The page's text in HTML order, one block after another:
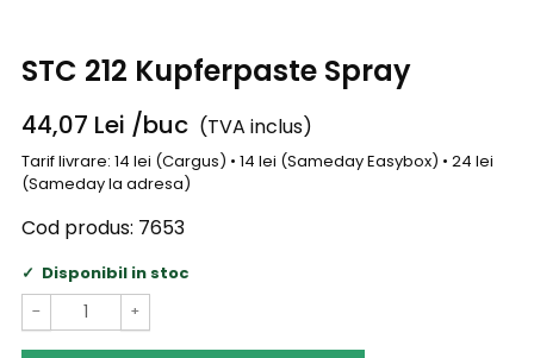
STC 212 Kupferpaste Spray
44,07 Lei /buc (TVA inclus)
Tarif livrare: 14 lei (Cargus) • 14 lei (Sameday Easybox) • 24 lei
(Sameday la adresa)
Cod produs: 7653
Disponibil in stoc
− +